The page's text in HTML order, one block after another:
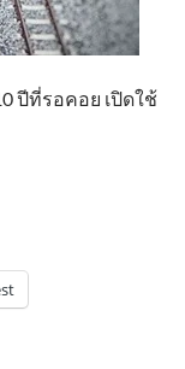
ปีที่รอคอย เปิดใช้